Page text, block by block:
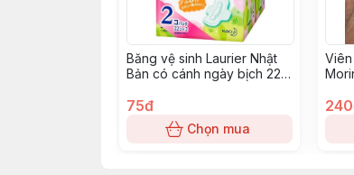
Băng vệ sinh Laurier Nhật
Bản có cánh ngày bịch 22
75đ
Chọn mua